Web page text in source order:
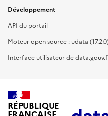
Développement
API du portail
Moteur open source : udata
Interface utilisateur de
RÉPUBLIQUE